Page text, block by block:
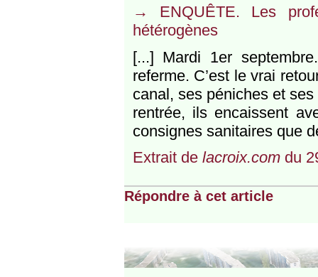
→ ENQUÊTE. Les
hétérogènes
[...] Mardi 1er
referme. C’est le vrai
canal, ses péniches et
rentrée, ils encaissent
consignes sanitaires que
Extrait de lacroix.comdu
Répondre à cet article